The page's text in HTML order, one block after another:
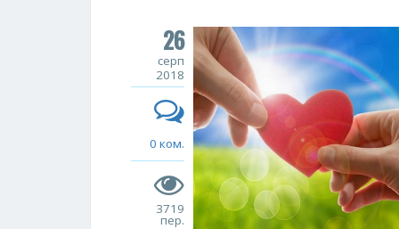
26
серп
2018
0 ком.
3719
пер.